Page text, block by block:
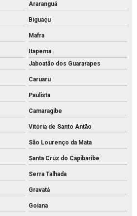
concreto
Araranguá
Biguaçu
Mafra
Itapema
Jaboatão dos Guararapes
Caruaru
Paulista
Camaragibe
Vitória de Santo Antão
São Lourenço da Mata
Santa Cruz do Capibaribe
Serra Talhada
Gravatá
Goiana